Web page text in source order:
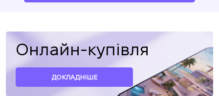
Онлайн-купівля
ДОКЛАДНІШЕ